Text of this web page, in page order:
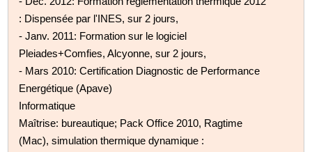
: Dispensée par l'INES, sur 2 jours,
- Janv. 2011: Formation sur le logiciel
Pleiades+Comfies, Alcyonne, sur 2 jours,
- Mars 2010: Certification Diagnostic de Performance
Energétique (Apave)
Informatique
Maîtrise: bureautique; Pack Office 2010, Ragtime
(Mac), simulation thermique dynamique :